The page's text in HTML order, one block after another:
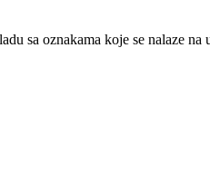
sa oznakama koje se nalaze na